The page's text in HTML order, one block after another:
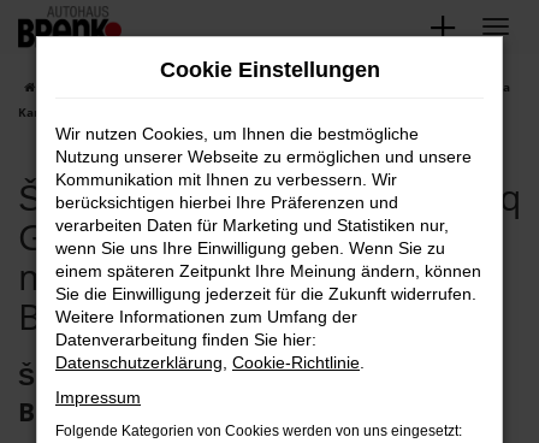
Zum
springen
Škoda Kamiq
Škoda Bruchsal, Škoda
Kamiq Gebrauchtwagen Angebote mit Lieferservice nach Bruchsal
Škoda Bruchsal, Škoda Kamiq
Gebrauchtwagen Angebote
mit Lieferservice nach
Bruchsal
Škoda Kamiq Gebrauchtwagen – für
Bruchsal bei Brenk
Cookie Einstellungen
Wir nutzen Cookies, um Ihnen die bestmögliche
Nutzung unserer Webseite zu ermöglichen und unsere
Kommunikation mit Ihnen zu verbessern. Wir
berücksichtigen hierbei Ihre Präferenzen und
verarbeiten Daten für Marketing und Statistiken nur,
wenn Sie uns Ihre Einwilligung geben. Wenn Sie zu
einem späteren Zeitpunkt Ihre Meinung ändern, können
Sie die Einwilligung jederzeit für die Zukunft widerrufen.
Weitere Informationen zum Umfang der
Datenverarbeitung finden Sie hier:
Datenschutzerklärung Cookie-Richtlinie
Impressum
Folgende Kategorien von Cookies werden von uns eingesetzt: